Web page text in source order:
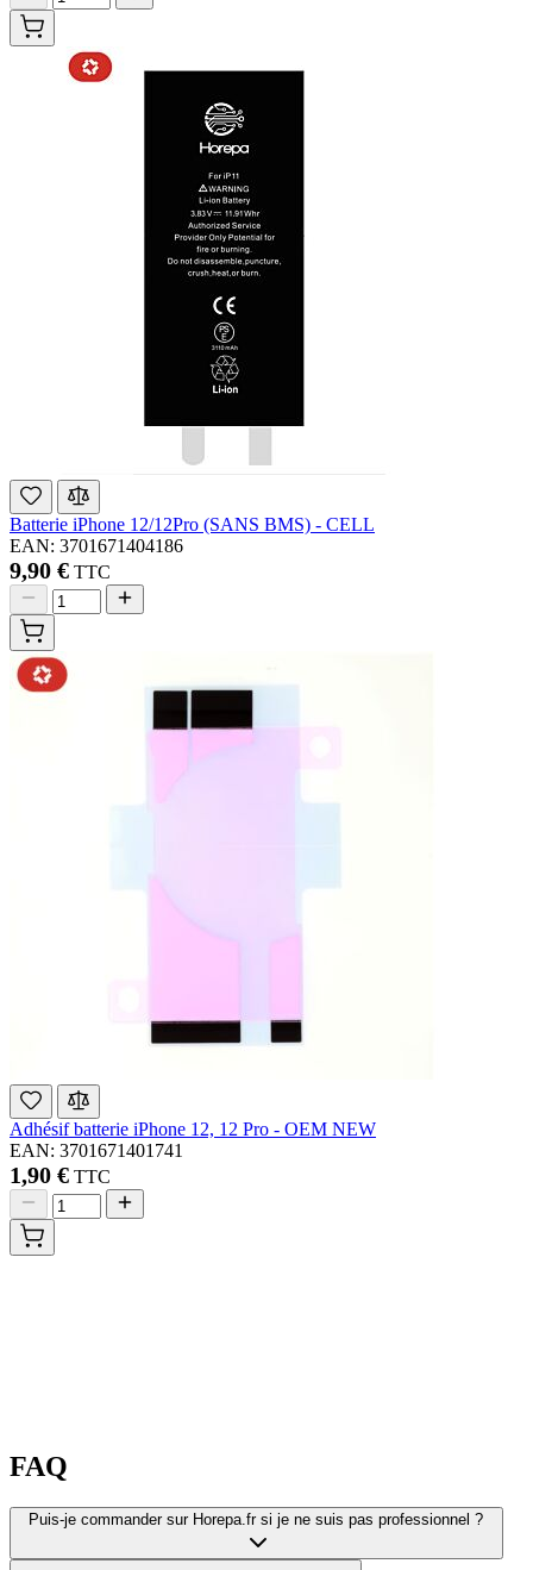
Batterie iPhone 12/12Pro (SANS BMS) - CELL
EAN: 3701671404186
9,90 € TTC
Adhésif batterie iPhone 12, 12 Pro - OEM NEW
EAN: 3701671401741
1,90 € TTC
FAQ
Puis-je commander sur Horepa.fr si je ne suis pas professionnel ?